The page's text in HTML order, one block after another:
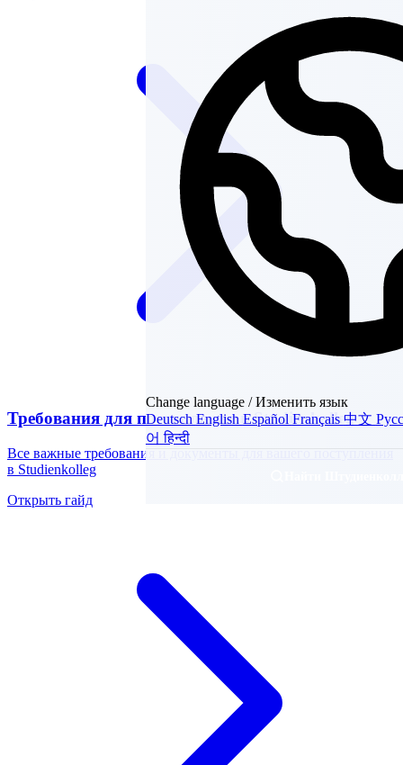
Change language / Изменить язык
Deutsch English Español Français 中文
어हिन्दी
Требования для поступления в Studienkolleg
Все важные требования и документы для вашего поступления
в Studienkolleg
Открыть гайд